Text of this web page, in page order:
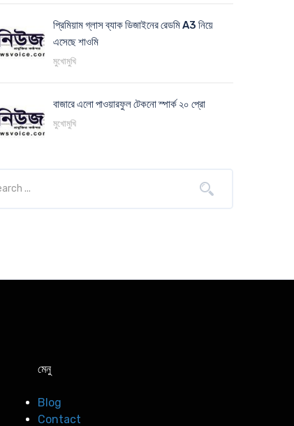
প্রিমিয়াম গ্লাস ব্যাক ডিজাইনের রেডমি A3 নিয়ে
এসেছে শাওমি
মুখোমুখি
বাজারে এলো পাওয়ারফুল টেকনো স্পার্ক ২০ প্রো
মুখোমুখি
মেনু
Blog
Contact